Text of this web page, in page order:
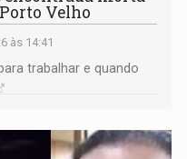
Velho
às 14:41
trabalhar e quando